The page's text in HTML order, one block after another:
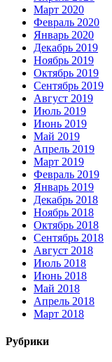
Март 2020
Февраль 2020
Январь 2020
Декабрь 2019
Ноябрь 2019
Октябрь 2019
Сентябрь 2019
Август 2019
Июль 2019
Июнь 2019
Май 2019
Апрель 2019
Март 2019
Февраль 2019
Январь 2019
Декабрь 2018
Ноябрь 2018
Октябрь 2018
Сентябрь 2018
Август 2018
Июль 2018
Июнь 2018
Май 2018
Апрель 2018
Март 2018
Рубрики